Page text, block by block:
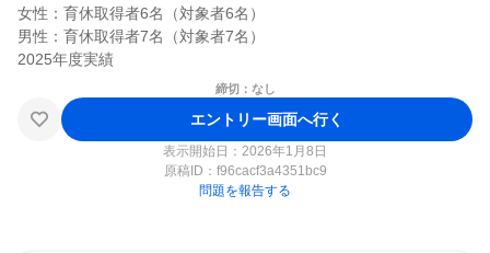
女性：育休取得者6名（対象者6名）
男性：育休取得者7名（対象者7名）
締切：なし
エントリー画面へ行く
表示開始日：2026年1月8日
原稿ID： f96cacf3a4351bc9
問題を報告する